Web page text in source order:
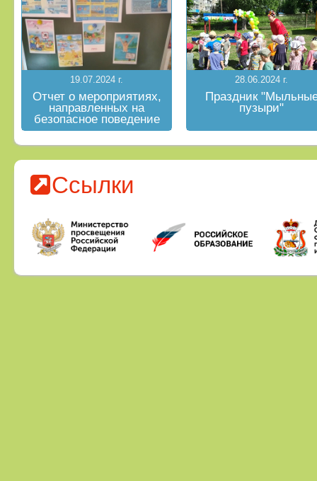
19.07.2024 г.
Отчет о мероприятиях,
направленных на
безопасное поведение
на водных объектах в
летний период
28.06.2024 г.
Праздник
пузыри"
Ссылки